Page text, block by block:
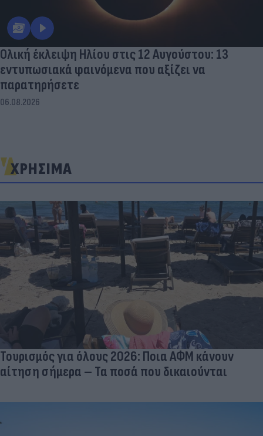
Ολική έκλειψη Ηλίου στις 12 Αυγούστου: 13
εντυπωσιακά φαινόμενα που αξίζει να
παρατηρήσετε
06.08.2026
ΧΡΗΣΙΜΑ
Τουρισμός για όλους 2026: Ποια ΑΦΜ κάνουν
αίτηση σήμερα – Τα ποσά που δικαιούνται